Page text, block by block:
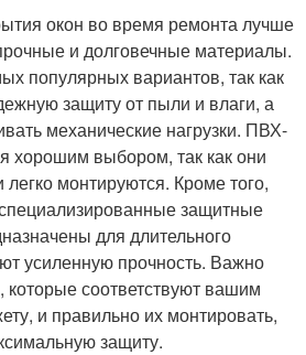
окон во время ремонта лучше
и долговечные материалы.
популярных вариантов, так как
защиту от пыли и влаги, а
механические нагрузки. ПВХ-
хорошим выбором, так как они
легко монтируются. Кроме того,
защитные
для длительного
усиленную прочность. Важно
соответствуют вашим
и правильно их монтировать,
защиту.